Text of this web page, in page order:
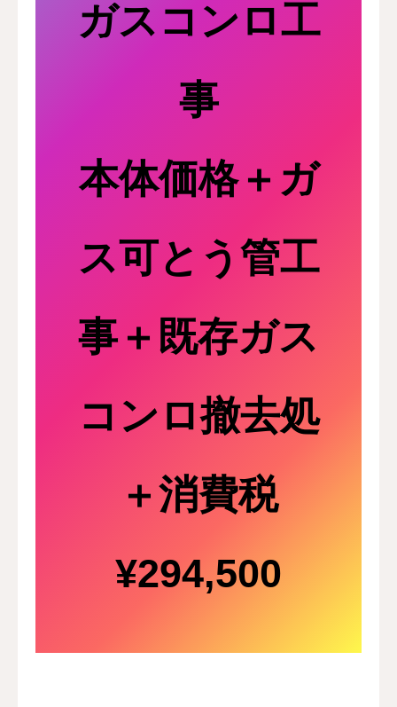
ガスコンロ工
事
本体価格＋ガ
ス可とう管工
事＋既存ガス
コンロ撤去処
＋消費税
¥294,500